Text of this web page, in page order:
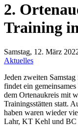
2.
Training
Samstag, 12. März
Aktuelles
Jeden zweiten
findet ein
dem Ortenaukreis mit
Trainingsstätten statt.
haben waren wieder
Lahr, KT Kehl und BC